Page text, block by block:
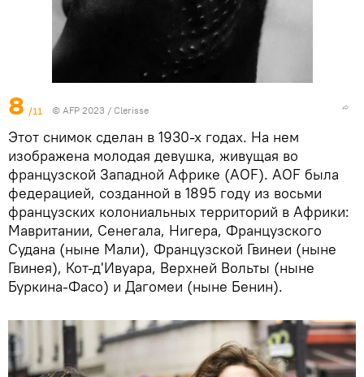
8 /11 © AFP 2023 / Clerisse
Этот снимок сделан в 1930-х годах. На нем
изображена молодая девушка, живущая во
французской Западной Африке (AOF). AOF была
федерацией, созданной в 1895 году из восьми
французских колониальных территорий в Африки:
Мавритании, Сенегала, Нигера, Французского
Судана (ныне Мали), Французской Гвинеи (ныне
Гвинея), Кот-д'Ивуара, Верхней Вольты (ныне
Буркина-Фасо) и Дагомеи (ныне Бенин).